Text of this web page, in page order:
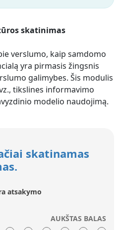
skatinimas
verslumo, kaip samdomo
yra pirmasis žingsnis
galimybes. Šis modulis
tikslines informavimo
modelio naudojimą.
skatinamas
atsakymo
AUKŠTAS BALAS